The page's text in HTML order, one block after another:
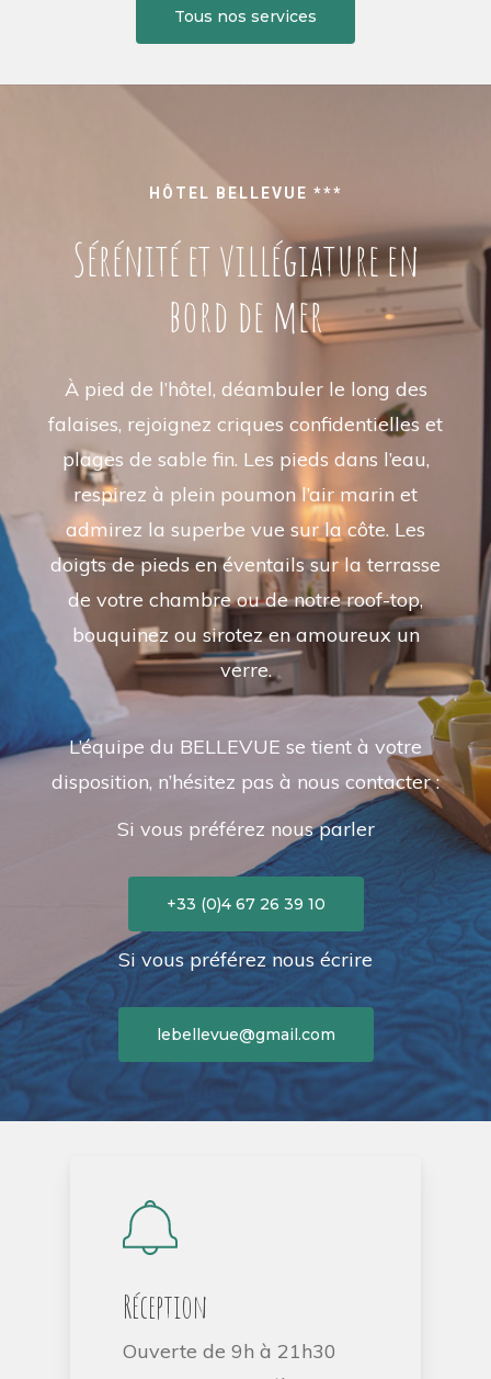
Tous nos services
HÔTEL BELLEVUE ***
Sérénité et villégiature en
bord de mer
À pied de l’hôtel, déambuler le long des
falaises, rejoignez criques confidentielles et
plages de sable fin. Les pieds dans l’eau,
respirez à plein poumon l’air marin et
admirez la superbe vue sur la côte. Les
doigts de pieds en éventails sur la terrasse
de votre chambre ou de notre roof-top,
bouquinez ou sirotez en amoureux un
verre.
L’équipe du BELLEVUE se tient à votre
disposition, n’hésitez pas à nous contacter :
Si vous préférez nous parler
+33 (0)4 67 26 39 10
Si vous préférez nous écrire
lebellevue@gmail.com
Réception
Ouverte de 9h à 21h30